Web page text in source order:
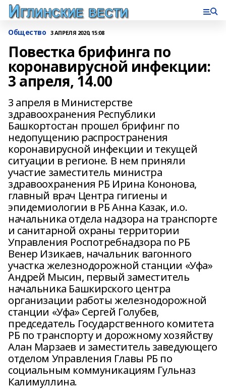
Общество 3 АПРЕЛЯ 2020, 15:08
Повестка брифинга по
коронавирусной инфекции:
3 апреля, 14.00
3 апреля в Министерстве
здравоохранения Республики
Башкортостан прошел брифинг по
недопущению распространения
коронавирусной инфекции и текущей
ситуации в регионе. В нем приняли
участие заместитель министра
здравоохранения РБ Ирина Кононова,
главный врач Центра гигиены и
эпидемиологии в РБ Анна Казак, и.о.
начальника отдела надзора на транспорте
и санитарной охраны территории
Управления Роспотребнадзора по РБ
Венер Изикаев, начальник вагонного
участка железнодорожной станции «Уфа»
Андрей Мысин, первый заместитель
начальника Башкирского центра
организации работы железнодорожной
станции «Уфа» Сергей Голубев,
председатель Государственного комитета
РБ по транспорту и дорожному хозяйству
Алан Марзаев и заместитель заведующего
отделом Управления Главы РБ по
социальным коммуникациям Гульназ
Калимуллина.